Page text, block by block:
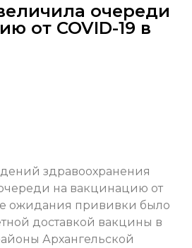
очереди
от COVID-19 в
здравоохранения
на вакцинацию от
ожидания прививки было
доставкой вакцины в
Архангельской